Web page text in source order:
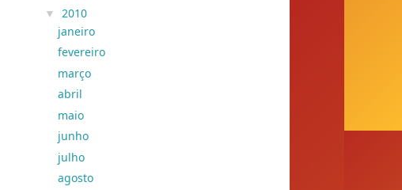
▼ 2010
janeiro
fevereiro
março
abril
maio
junho
julho
agosto